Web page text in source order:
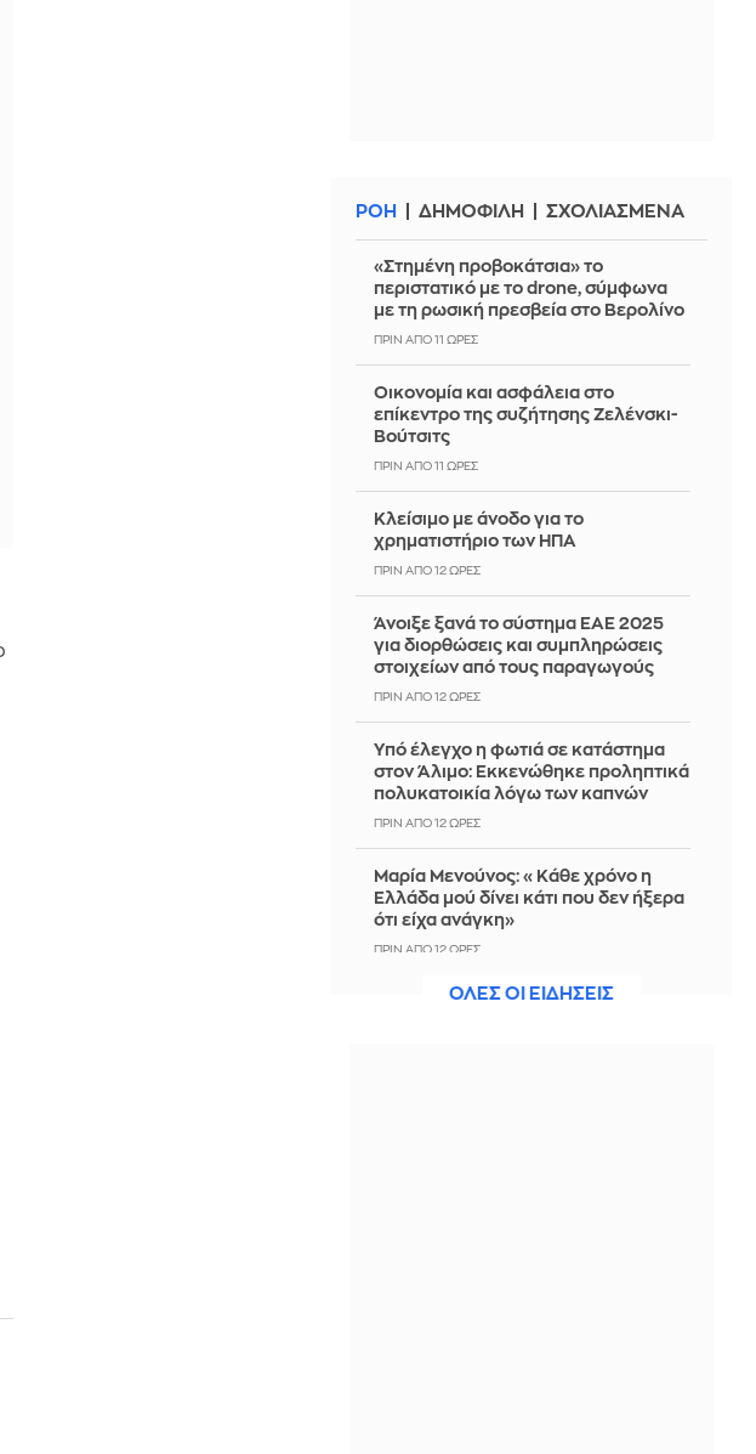
ΡΟΗ ΔΗΜΟΦΙΛΗ ΣΧΟΛΙΑΣΜΕΝΑ
«Στημένη προβοκάτσια» το
περιστατικό με το drone, σύμφωνα
με τη ρωσική πρεσβεία στο Βερολίνο
ΠΡΙΝ ΑΠΌ 11 ΏΡΕΣ
Οικονομία και ασφάλεια στο
επίκεντρο της συζήτησης Ζελένσκι-
Βούτσιτς
ΠΡΙΝ ΑΠΌ 11 ΏΡΕΣ
Κλείσιμο με άνοδο για το
χρηματιστήριο των ΗΠΑ
ΠΡΙΝ ΑΠΌ 12 ΏΡΕΣ
Άνοιξε ξανά το σύστημα ΕΑΕ 2025
για διορθώσεις και συμπληρώσεις
στοιχείων από τους παραγωγούς
ΠΡΙΝ ΑΠΌ 12 ΏΡΕΣ
Yπό έλεγχο η φωτιά σε κατάστημα
στον Άλιμο: Εκκενώθηκε προληπτικά
πολυκατοικία λόγω των καπνών
ΠΡΙΝ ΑΠΌ 12 ΏΡΕΣ
Μαρία Μενούνος: «Κάθε χρόνο η
Ελλάδα μού δίνει κάτι που δεν ήξερα
ότι είχα ανάγκη»
ΠΡΙΝ ΑΠΌ 12 ΏΡΕΣ
Η ξηρασία απειλεί την
ΟΛΕΣ ΟΙ ΕΙΔΗΣΕΙΣ